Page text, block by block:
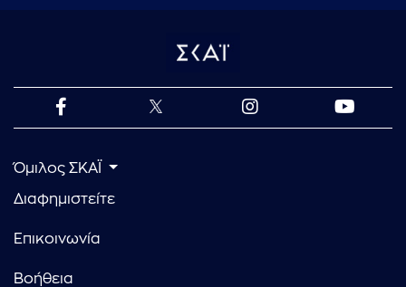
Όμιλος ΣΚΑΪ
Διαφημιστείτε
Επικοινωνία
Βοήθεια